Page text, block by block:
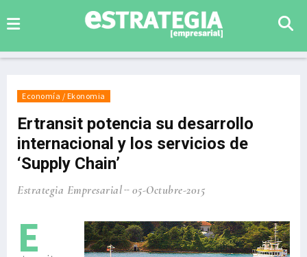
Economía / Ekonomia
Ertransit potencia su desarrollo
internacional y los servicios de
‘Supply Chain’
Estrategia Empresarial 05-Octubre-2015
E